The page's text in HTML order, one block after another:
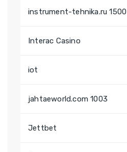
instrument-tehnika.ru 1500
Interac Casino
iot
jahtaeworld.com 1003
Jettbet